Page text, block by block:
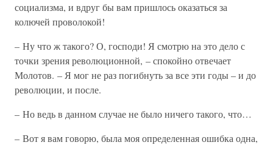
социализма, и вдруг бы вам пришлось оказаться за
колючей проволокой!
– Ну что ж такого? О, господи! Я смотрю на это дело с
точки зрения революционной, – спокойно отвечает
Молотов. – Я мог не раз погибнуть за все эти годы – и до
революции, и после.
– Но ведь в данном случае не было ничего такого, что…
– Вот я вам говорю, была моя определенная ошибка одна,